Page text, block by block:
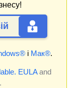
і Мак®.
EULAand